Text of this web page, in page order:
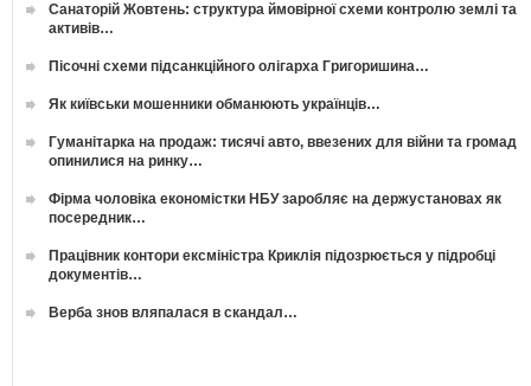
Санаторій Жовтень: структура ймовірної схеми контролю землі та
активів…
Пісочні схеми підсанкційного олігарха Григоришина…
Як київськи мошенники обманюють українців…
Гуманітарка на продаж: тисячі авто, ввезених для війни та громад
опинилися на ринку…
Фірма чоловіка економістки НБУ заробляє на держустановах як
посередник…
Працівник контори ексміністра Криклія підозрюється у підробці
документів…
Верба знов вляпалася в скандал…